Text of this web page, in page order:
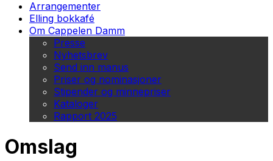
Arrangementer
Elling bokkafé
Om Cappelen Damm
Presse
Nyhetsbrev
Send inn manus
Priser og nominasjoner
Stipender og minnepriser
Kataloger
Rapport 2025
Omslag